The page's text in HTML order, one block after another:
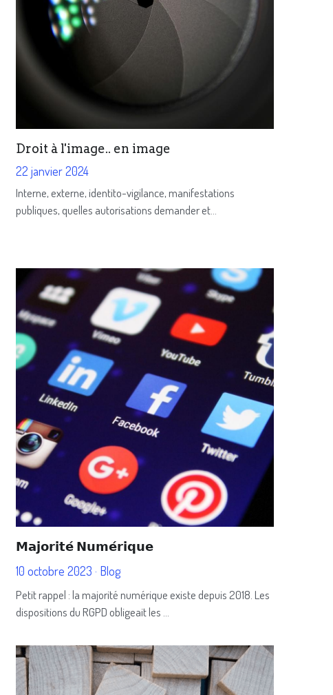
Droit à l'image.. en image
22 janvier 2024
Interne, externe, identito-vigilance, manifestations
publiques, quelles autorisations demander et...
𝗠𝗮𝗷𝗼𝗿𝗶𝘁𝗲́ 𝗡𝘂𝗺𝗲́𝗿𝗶𝗾𝘂𝗲
10 octobre 2023 · Blog
Petit rappel : la majorité numérique existe depuis 2018. Les
dispositions du RGPD obligeait les ...